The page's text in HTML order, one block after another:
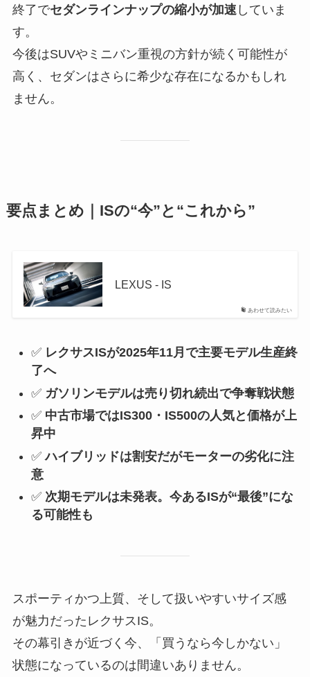
終了でセダンラインナップの縮小が加速 していま
す。
今後はSUVやミニバン重視の方針が続く可能性が
高く、セダンはさらに希少な存在になるかもしれ
ません。
要点まとめ｜ISの“今”と“これから”
あわせて読みたい
LEXUS ‐ IS
✅ レクサスISが2025年11月で主要モデル生産終
了へ
✅ ガソリンモデルは売り切れ続出で争奪戦状態
✅ 中古市場ではIS300・IS500の人気と価格が上
昇中
✅ハイブリッドは割安だがモーターの劣化に注
意
✅ 次期モデルは未発表。今あるISが“最後”にな
る可能性も
スポーティかつ上質、そして扱いやすいサイズ感
が魅力だったレクサスIS。
その幕引きが近づく今、「買うなら今しかない」
状態になっているのは間違いありません。